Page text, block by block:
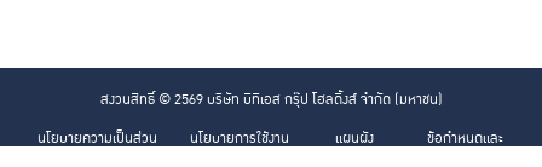
สงวนสิทธิ์ © 2569 บริษัท บีทีเอส กรุ๊ป โฮลดิ้งส์ จำกัด (มหาชน)
นโยบายความเป็นส่วน
นโยบายการใช้งาน
แผนผัง
ข้อกำหนดและ